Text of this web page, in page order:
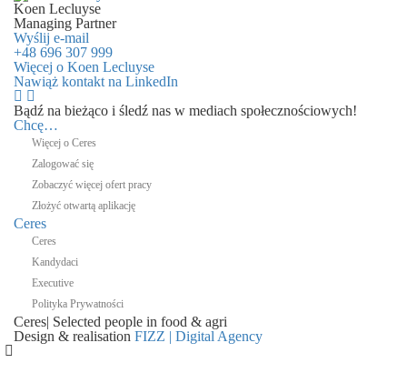
Koen Lecluyse
Managing Partner
Wyślij e-mail
+48 696 307 999
Więcej o Koen Lecluyse
Nawiąż kontakt na LinkedIn
Bądź na bieżąco i śledź nas w mediach społecznościowych!
Chcę…
Więcej o Ceres
Zalogować się
Zobaczyć więcej ofert pracy
Złożyć otwartą aplikację
Ceres
Ceres
Kandydaci
Executive
Polityka Prywatności
Ceres| Selected people in food & agri
Design & realisation FIZZ | Digital Agency